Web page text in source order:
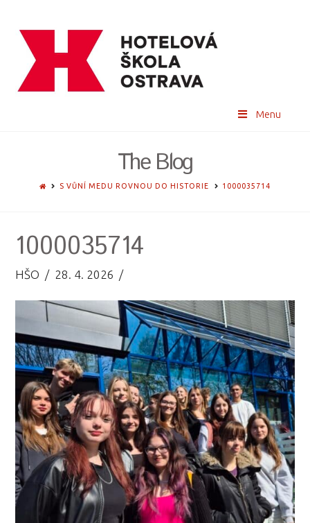
Menu
The Blog
HOMES VŮNÍ MEDU ROVNOU DO HISTORIE 1000035714
1000035714
HŠO 28. 4. 2026